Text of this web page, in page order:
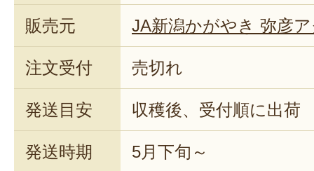
販売元 JA新潟かがやき 弥彦
注文受付 売切れ
発送目安 収穫後、受付順に出荷
発送時期 5月下旬～